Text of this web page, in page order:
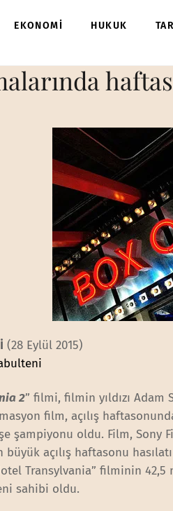
EKONOMİ HUKUK
(28 Eylül 2015)
2” filmi, filmin yıldızı Adam
film, açılış
şampiyonu oldu. Film, Sony
açılış haftasonu
Transylvania” filminin 42,5
sahibi oldu.